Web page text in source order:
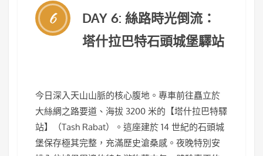
6
DAY 6: 絲路時光倒流：
塔什拉巴特石頭城堡驛站
今日深入天山山脈的核心腹地。專車前往矗立於
大絲綢之路要道、海拔 3200 米的【塔什拉巴特驛
站】（Tash Rabat）。這座建於 14 世紀的石頭城
堡保存極其完整，充滿歷史滄桑感。夜晚特別安